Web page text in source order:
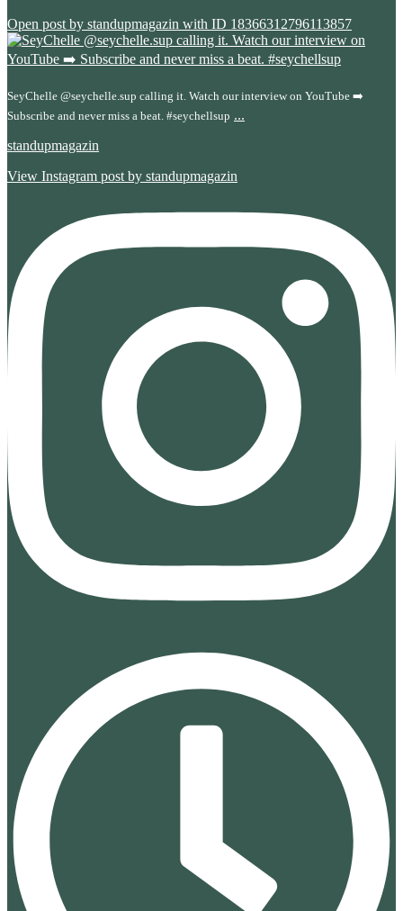
Open post by standupmagazin with ID 18366312796113857
SeyChelle @seychelle.sup calling it. Watch our interview on YouTube ➡️
Subscribe and never miss a beat. #seychellsup ...
standupmagazin
View Instagram post by standupmagazin